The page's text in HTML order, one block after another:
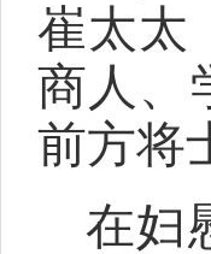
崔太太
商人、
前方将
在妇